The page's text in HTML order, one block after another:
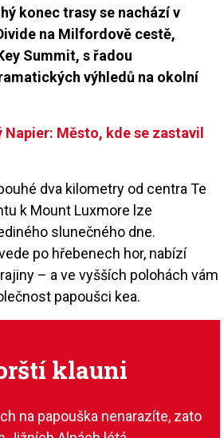
konec trasy se nachází v
na Milfordově cestě,
Summit, s řadou
výhledů na okolní
Napier: Město, kde se zastavil
dva kilometry od centra Te
k Mount Luxmore lze
slunečného dne.
po hřebenech hor, nabízí
– a ve vyšších polohách vám
papoušci kea.
klauni
na papouška nenarazíte, zato